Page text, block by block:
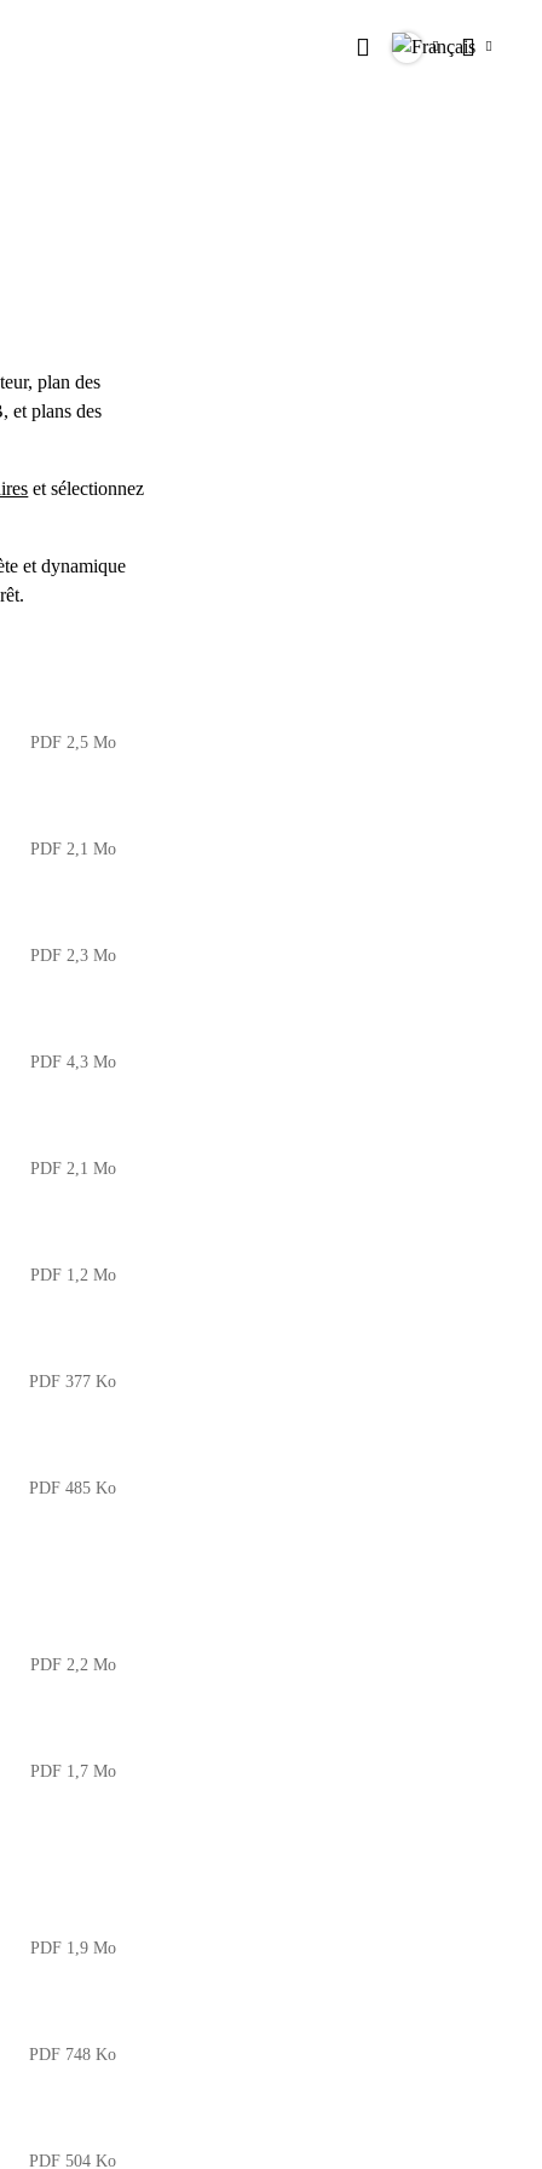
RechercherLangues
plan des
et plans des
et sélectionnez
et dynamique
PDF 2,5 Mo
PDF 2,1 Mo
PDF 2,3 Mo
PDF 4,3 Mo
PDF 2,1 Mo
PDF 1,2 Mo
PDF 377 Ko
PDF 485 Ko
PDF 2,2 Mo
PDF 1,7 Mo
PDF 1,9 Mo
PDF 748 Ko
PDF 504 Ko